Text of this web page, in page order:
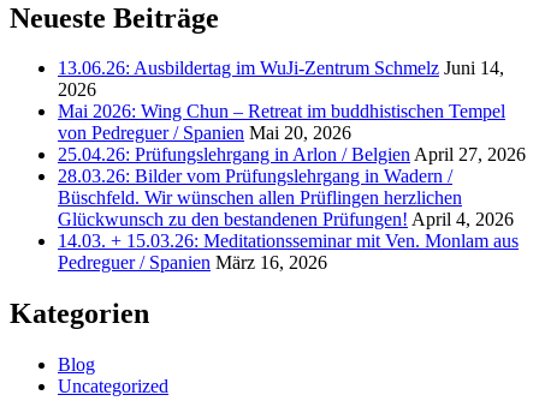
Neueste Beiträge
13.06.26: Ausbildertag im WuJi-Zentrum Schmelz Juni 14,
2026
Mai 2026: Wing Chun – Retreat im buddhistischen Tempel
von Pedreguer / Spanien Mai 20, 2026
25.04.26: Prüfungslehrgang in Arlon / BelgienApril 27, 2026
28.03.26: Bilder vom Prüfungslehrgang in Wadern /
Büschfeld. Wir wünschen allen Prüflingen herzlichen
Glückwunsch zu den bestandenen Prüfungen! April 4, 2026
14.03. + 15.03.26: Meditationsseminar mit Ven. Monlam aus
Pedreguer / Spanien März 16, 2026
Kategorien
Blog
Uncategorized